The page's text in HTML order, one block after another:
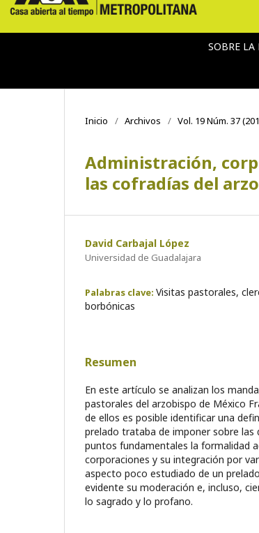
SOBRE LA
Inicio / Archivos / Vol. 19 Núm. 37
Administración,
las cofradías del
David Carbajal López
Universidad de Guadalajara
Palabras clave: Visitas pastorales,
borbónicas
Resumen
En este artículo se analizan los
pastorales del arzobispo de México
de ellos es posible identificar una
prelado trataba de imponer sobre las
puntos fundamentales la formalidad
corporaciones y su integración por
aspecto poco estudiado de un
evidente su moderación e, incluso,
lo sagrado y lo profano.